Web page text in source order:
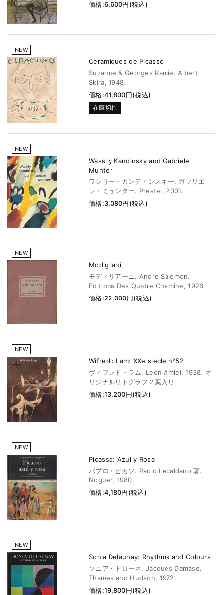
価格:6,600円(税込)
NEW
Ceramiques de Picasso
Suzanne & Georges Ramie. Albert
Skira, 1948.
価格:41,800円(税込)
在庫切れ
NEW
Wassily Kandinsky and Gabriele
Munter
ワシリー・カンディンスキー. ガブリエ
レ・ミュンター. Prestel, 2001.
価格:3,080円(税込)
NEW
Modigliani
モディリアーニ. Andre Salomon.
Editions Des Quatre Chemine, 1926
価格:22,000円(税込)
NEW
Wifredo Lam: XXe siecle n°52
ヴィフレド・ラム. Leon Amiel, 1938. オ
リジナルリトグラフ２葉入り.
価格:13,200円(税込)
NEW
Picasso: Azul y Rosa
パブロ・ピカソ. Paolo Lecaldano 著.
Noguer, 1980.
価格:4,180円(税込)
NEW
Sonia Delaunay: Rhythms and Colours
ソニア・ドローネ. Jacques Damase.
Thames and Hudson, 1972.
価格:19,800円(税込)